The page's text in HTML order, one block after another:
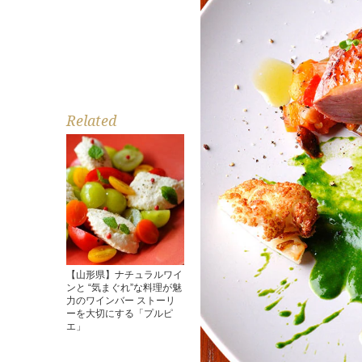
Related
【山形県】ナチュラルワイ
ンと “気まぐれ”な料理が魅
力のワインバー ストーリ
ーを大切にする「プルピ
エ」